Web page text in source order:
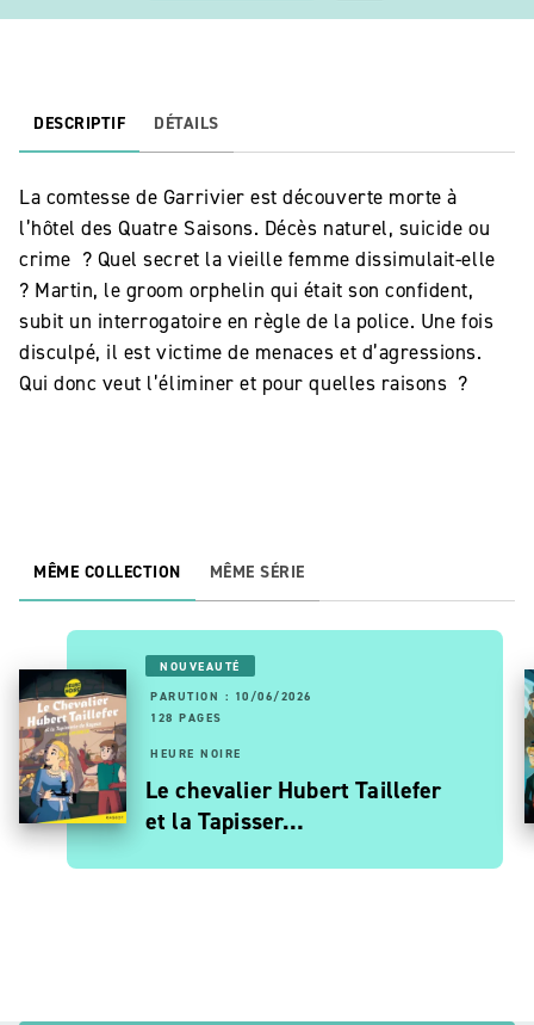
DESCRIPTIF DÉTAILS
La comtesse de Garrivier est découverte morte à
l’hôtel des Quatre Saisons. Décès naturel, suicide ou
crime ? Quel secret la vieille femme dissimulait-elle
? Martin, le groom orphelin qui était son confident,
subit un interrogatoire en règle de la police. Une fois
disculpé, il est victime de menaces et d’agressions.
Qui donc veut l’éliminer et pour quelles raisons ?
MÊME COLLECTION MÊME SÉRIE
NOUVEAUTÉ
PARUTION : 10/06/2026
128 PAGES
HEURE NOIRE
Le chevalier Hubert Taillefer
et la Tapisser…